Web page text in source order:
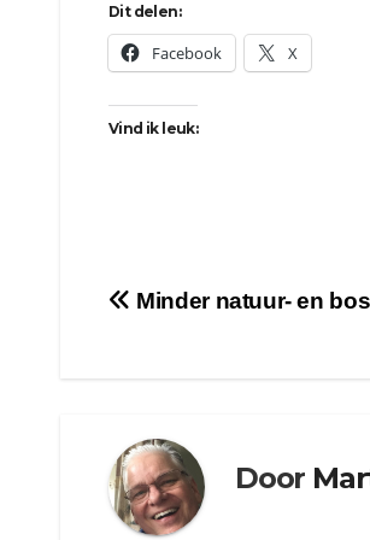
Dit delen:
Facebook X
Vind ik leuk:
Bericht
Minder natuur- en
Door